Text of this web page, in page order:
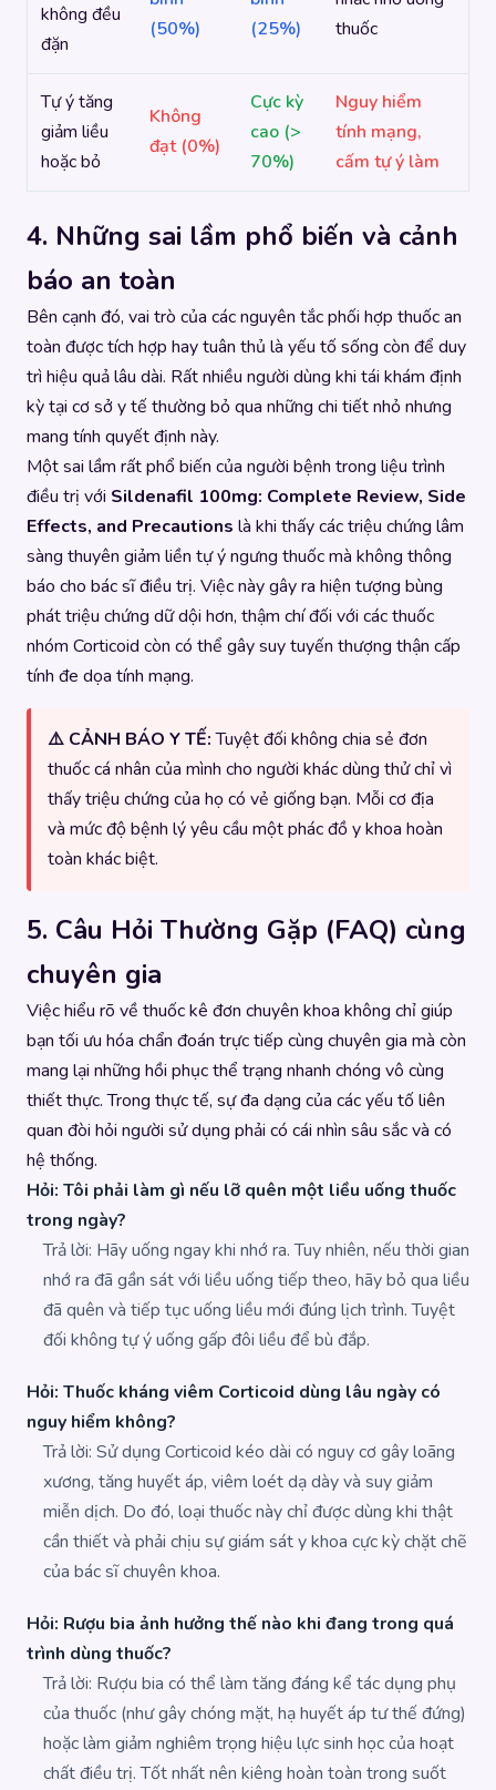
không đều
đặn
(50%)
(25%)
thuốc
Tự ý tăng
giảm liều
hoặc bỏ
Không
đạt (0%)
Cực kỳ
cao (>
70%)
Nguy hiểm
tính mạng,
cấm tự ý làm
4. Những sai lầm phổ biến và cảnh
báo an toàn
Bên cạnh đó, vai trò của các nguyên tắc phối hợp thuốc an
toàn được tích hợp hay tuân thủ là yếu tố sống còn để duy
trì hiệu quả lâu dài. Rất nhiều người dùng khi tái khám định
kỳ tại cơ sở y tế thường bỏ qua những chi tiết nhỏ nhưng
mang tính quyết định này.
Một sai lầm rất phổ biến của người bệnh trong liệu trình
điều trị với Sildenafil 100mg: Complete Review, Side
Effects, and Precautions là khi thấy các triệu chứng lâm
sàng thuyên giảm liền tự ý ngưng thuốc mà không thông
báo cho bác sĩ điều trị. Việc này gây ra hiện tượng bùng
phát triệu chứng dữ dội hơn, thậm chí đối với các thuốc
nhóm Corticoid còn có thể gây suy tuyến thượng thận cấp
tính đe dọa tính mạng.
⚠️ CẢNH BÁO Y TẾ:Tuyệt đối không chia sẻ đơn
thuốc cá nhân của mình cho người khác dùng thử chỉ vì
thấy triệu chứng của họ có vẻ giống bạn. Mỗi cơ địa
và mức độ bệnh lý yêu cầu một phác đồ y khoa hoàn
toàn khác biệt.
5. Câu Hỏi Thường Gặp (FAQ) cùng
chuyên gia
Việc hiểu rõ về thuốc kê đơn chuyên khoa không chỉ giúp
bạn tối ưu hóa chẩn đoán trực tiếp cùng chuyên gia mà còn
mang lại những hồi phục thể trạng nhanh chóng vô cùng
thiết thực. Trong thực tế, sự đa dạng của các yếu tố liên
quan đòi hỏi người sử dụng phải có cái nhìn sâu sắc và có
hệ thống.
Hỏi: Tôi phải làm gì nếu lỡ quên một liều uống thuốc
trong ngày?
Trả lời: Hãy uống ngay khi nhớ ra. Tuy nhiên, nếu thời gian
nhớ ra đã gần sát với liều uống tiếp theo, hãy bỏ qua liều
đã quên và tiếp tục uống liều mới đúng lịch trình. Tuyệt
đối không tự ý uống gấp đôi liều để bù đắp.
Hỏi: Thuốc kháng viêm Corticoid dùng lâu ngày có
nguy hiểm không?
Trả lời: Sử dụng Corticoid kéo dài có nguy cơ gây loãng
xương, tăng huyết áp, viêm loét dạ dày và suy giảm
miễn dịch. Do đó, loại thuốc này chỉ được dùng khi thật
cần thiết và phải chịu sự giám sát y khoa cực kỳ chặt chẽ
của bác sĩ chuyên khoa.
Hỏi: Rượu bia ảnh hưởng thế nào khi đang trong quá
trình dùng thuốc?
Trả lời: Rượu bia có thể làm tăng đáng kể tác dụng phụ
của thuốc (như gây chóng mặt, hạ huyết áp tư thế đứng)
hoặc làm giảm nghiêm trọng hiệu lực sinh học của hoạt
chất điều trị. Tốt nhất nên kiêng hoàn toàn trong suốt